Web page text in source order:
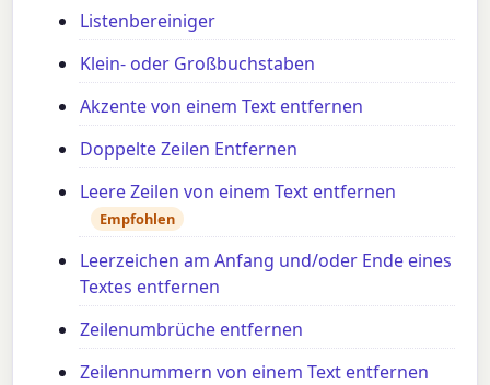
Listenbereiniger
Klein- oder Großbuchstaben
Akzente von einem Text entfernen
Doppelte Zeilen Entfernen
Leere Zeilen von einem Text entfernen
Empfohlen
Leerzeichen am Anfang und/oder Ende eines
Textes entfernen
Zeilenumbrüche entfernen
Zeilennummern von einem Text entfernen